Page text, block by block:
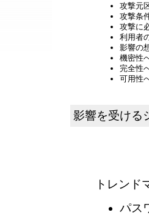
攻撃元
攻撃条
攻撃に
利用者
影響の
機密性
完全性
可用性
影響を受ける
トレンド
パス